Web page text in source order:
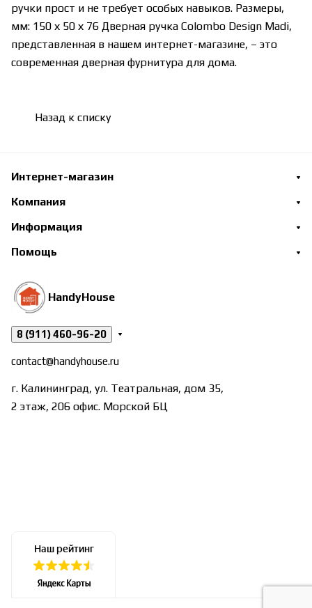
ручки прост и не требует особых навыков. Размеры,
мм: 150 х 50 х 76 Дверная ручка Colombo Design Madi,
представленная в нашем интернет-магазине, – это
современная дверная фурнитура для дома.
Назад к списку
Интернет-магазин
Компания
Информация
Помощь
HandyHouse
8 (911) 460-96-20
contact@handyhouse.ru
г. Калининград, ул. Театральная, дом 35,
2 этаж, 206 офис. Морской БЦ